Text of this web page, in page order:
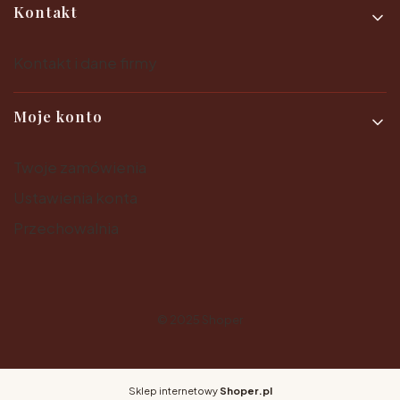
Kontakt
Moje konto
Sklep internetowy Shoper.pl